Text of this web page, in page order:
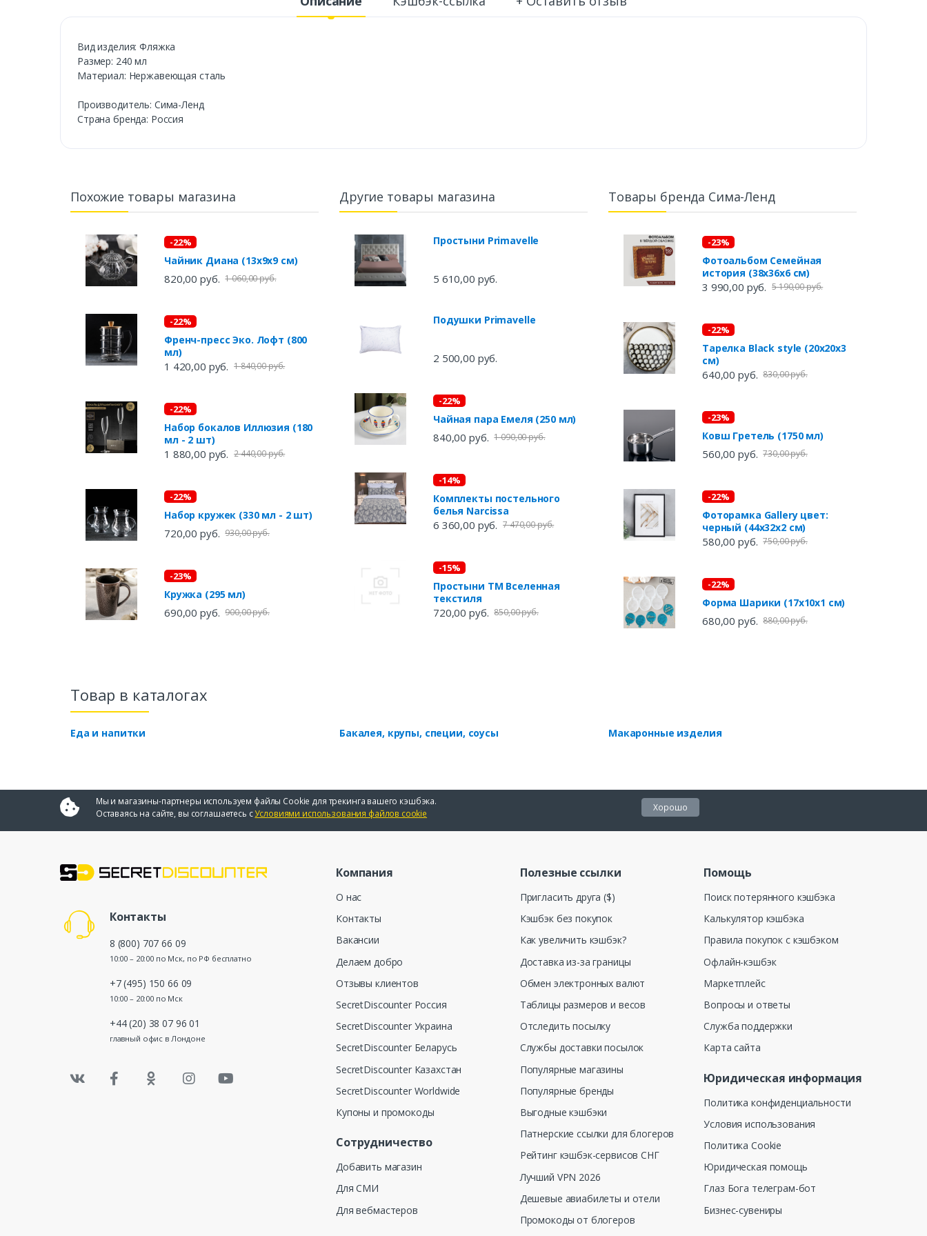
Вид изделия: Фляжка
Размер: 240 мл
Материал: Нержавеющая сталь
Производитель: Сима-Ленд
Страна бренда: Россия
Похожие товары магазина
-22%
Чайник Диана (13х9х9 см)
820,00 руб. 1 060,00 руб.
-22%
Френч-пресс Эко. Лофт (800
мл)
1 420,00 руб. 1 840,00 руб.
-22%
Набор бокалов Иллюзия (180
мл - 2 шт)
1 880,00 руб. 2 440,00 руб.
-22%
Набор кружек (330 мл - 2 шт)
720,00 руб. 930,00 руб.
-23%
Кружка (295 мл)
690,00 руб. 900,00 руб.
Другие товары магазина
Простыни Primavelle
5 610,00 руб.
Подушки Primavelle
2 500,00 руб.
-22%
Чайная пара Емеля (250 мл)
840,00 руб. 1 090,00 руб.
-14%
Комплекты постельного
белья Narcissa
6 360,00 руб. 7 470,00 руб.
-15%
Простыни ТМ Вселенная
текстиля
720,00 руб. 850,00 руб.
Товары бренда Сима-Ленд
-23%
Фотоальбом Семейная
история (38х36х6 см)
3 990,00 руб. 5 190,00 руб.
-22%
Тарелка Black style (20х20х3
см)
640,00 руб. 830,00 руб.
-23%
Ковш Гретель (1750 мл)
560,00 руб. 730,00 руб.
-22%
Фоторамка Gallery цвет:
черный (44х32х2 см)
580,00 руб. 750,00 руб.
-22%
Форма Шарики (17х10х1 см)
680,00 руб. 880,00 руб.
Товар в каталогах
Еда и напитки Бакалея, крупы, специи, соусы Макаронные изделия
Мы и магазины-партнеры используем файлы Cookie для трекинга вашего кэшбэка.
Оставаясь на сайте, вы соглашаетесь сУсловиями использования файлов cookie
Хорошо
Контакты
8 (800) 707 66 09
10:00 – 20:00 по Мск, по РФ бесплатно
+7 (495) 150 66 09
10:00 – 20:00 по Мск
+44 (20) 38 07 96 01
главный офис в Лондоне
Компания
О нас
Контакты
Вакансии
Делаем добро
Отзывы клиентов
SecretDiscounter Россия
SecretDiscounter Украина
SecretDiscounter Беларусь
SecretDiscounter Казахстан
SecretDiscounter Worldwide
Купоны и промокоды
Сотрудничество
Добавить магазин
Для СМИ
Для вебмастеров
Полезные ссылки
Пригласить друга ($)
Кэшбэк без покупок
Как увеличить кэшбэк?
Доставка из-за границы
Обмен электронных валют
Таблицы размеров и весов
Отследить посылку
Службы доставки посылок
Популярные магазины
Популярные бренды
Выгодные кэшбэки
Патнерские ссылки для блогеров
Рейтинг кэшбэк-сервисов СНГ
Лучший VPN 2026
Дешевые авиабилеты и отели
Промокоды от блогеров
Помощь
Поиск потерянного кэшбэка
Калькулятор кэшбэка
Правила покупок с кэшбэком
Офлайн-кэшбэк
Маркетплейс
Вопросы и ответы
Служба поддержки
Карта сайта
Юридическая информация
Политика конфиденциальности
Условия использования
Политика Cookie
Юридическая помощь
Глаз Бога телеграм-бот
Бизнес-сувениры